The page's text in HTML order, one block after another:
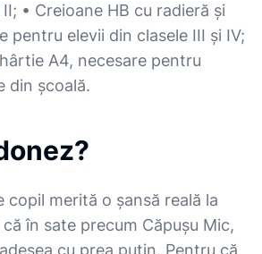
• Creioane HB cu radieră și
pentru elevii din clasele III și IV;
A4, necesare pentru
din școală.
copil merită o șansă reală la
în sate precum Căpușu Mic,
cu prea puțin. Pentru că